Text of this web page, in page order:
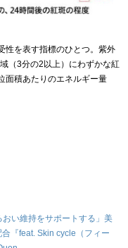
性を表す指標のひとつ。紫外
（3分の2以上）にわずかな紅
面積あたりのエネルギー量
い維持をサポートする」美
『feat. Skin cycle（フィー